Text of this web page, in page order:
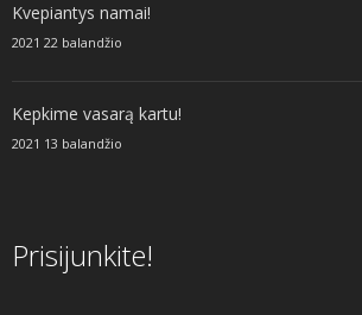
Kvepiantys namai!
2021 22 balandžio
Kepkime vasarą kartu!
2021 13 balandžio
Prisijunkite!